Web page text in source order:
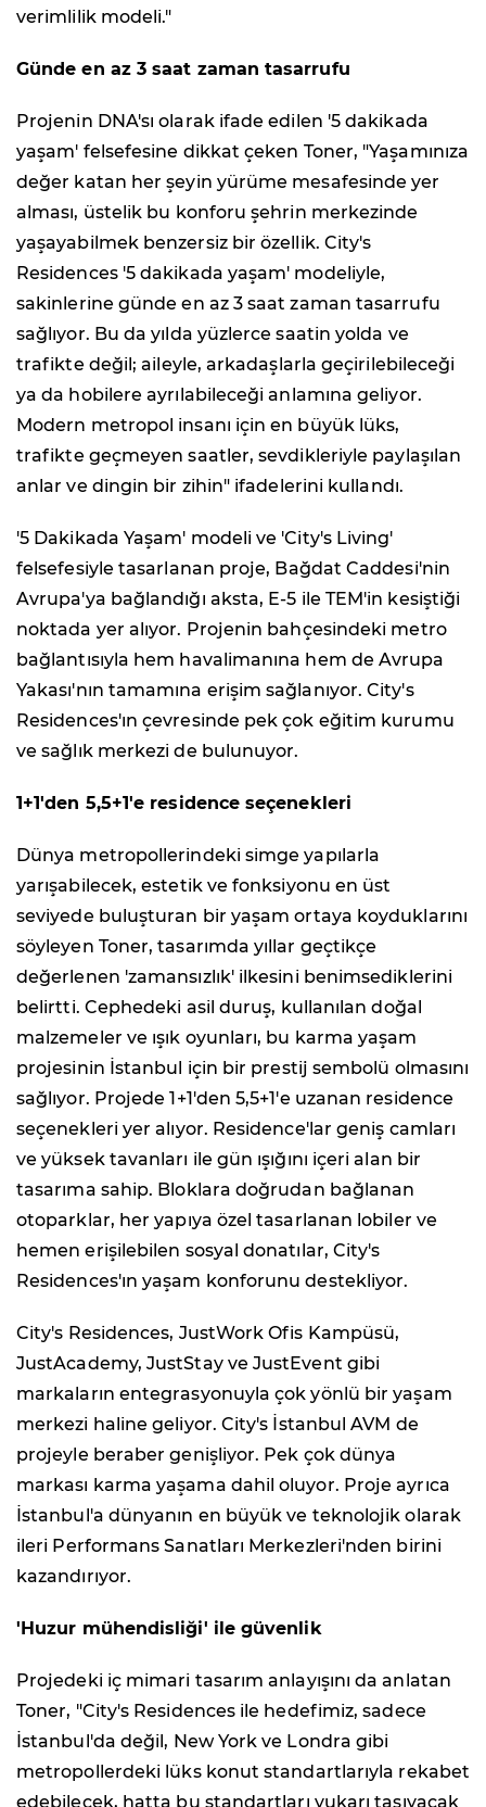
verimlilik modeli."
Günde en az 3 saat zaman tasarrufu
Projenin DNA'sı olarak ifade edilen '5 dakikada
yaşam' felsefesine dikkat çeken Toner, "Yaşamınıza
değer katan her şeyin yürüme mesafesinde yer
alması, üstelik bu konforu şehrin merkezinde
yaşayabilmek benzersiz bir özellik. City's
Residences '5 dakikada yaşam' modeliyle,
sakinlerine günde en az 3 saat zaman tasarrufu
sağlıyor. Bu da yılda yüzlerce saatin yolda ve
trafikte değil; aileyle, arkadaşlarla geçirilebileceği
ya da hobilere ayrılabileceği anlamına geliyor.
Modern metropol insanı için en büyük lüks,
trafikte geçmeyen saatler, sevdikleriyle paylaşılan
anlar ve dingin bir zihin" ifadelerini kullandı.
'5 Dakikada Yaşam' modeli ve 'City's Living'
felsefesiyle tasarlanan proje, Bağdat Caddesi'nin
Avrupa'ya bağlandığı aksta, E-5 ile TEM'in kesiştiği
noktada yer alıyor. Projenin bahçesindeki metro
bağlantısıyla hem havalimanına hem de Avrupa
Yakası'nın tamamına erişim sağlanıyor. City's
Residences'ın çevresinde pek çok eğitim kurumu
ve sağlık merkezi de bulunuyor.
1+1'den 5,5+1'e residence seçenekleri
Dünya metropollerindeki simge yapılarla
yarışabilecek, estetik ve fonksiyonu en üst
seviyede buluşturan bir yaşam ortaya koyduklarını
söyleyen Toner, tasarımda yıllar geçtikçe
değerlenen 'zamansızlık' ilkesini benimsediklerini
belirtti. Cephedeki asil duruş, kullanılan doğal
malzemeler ve ışık oyunları, bu karma yaşam
projesinin İstanbul için bir prestij sembolü olmasını
sağlıyor. Projede 1+1'den 5,5+1'e uzanan residence
seçenekleri yer alıyor. Residence'lar geniş camları
ve yüksek tavanları ile gün ışığını içeri alan bir
tasarıma sahip. Bloklara doğrudan bağlanan
otoparklar, her yapıya özel tasarlanan lobiler ve
hemen erişilebilen sosyal donatılar, City's
Residences'ın yaşam konforunu destekliyor.
City's Residences, JustWork Ofis Kampüsü,
JustAcademy, JustStay ve JustEvent gibi
markaların entegrasyonuyla çok yönlü bir yaşam
merkezi haline geliyor. City's İstanbul AVM de
projeyle beraber genişliyor. Pek çok dünya
markası karma yaşama dahil oluyor. Proje ayrıca
İstanbul'a dünyanın en büyük ve teknolojik olarak
ileri Performans Sanatları Merkezleri'nden birini
kazandırıyor.
'Huzur mühendisliği' ile güvenlik
Projedeki iç mimari tasarım anlayışını da anlatan
Toner, "City's Residences ile hedefimiz, sadece
İstanbul'da değil, New York ve Londra gibi
metropollerdeki lüks konut standartlarıyla rekabet
edebilecek, hatta bu standartları yukarı taşıyacak